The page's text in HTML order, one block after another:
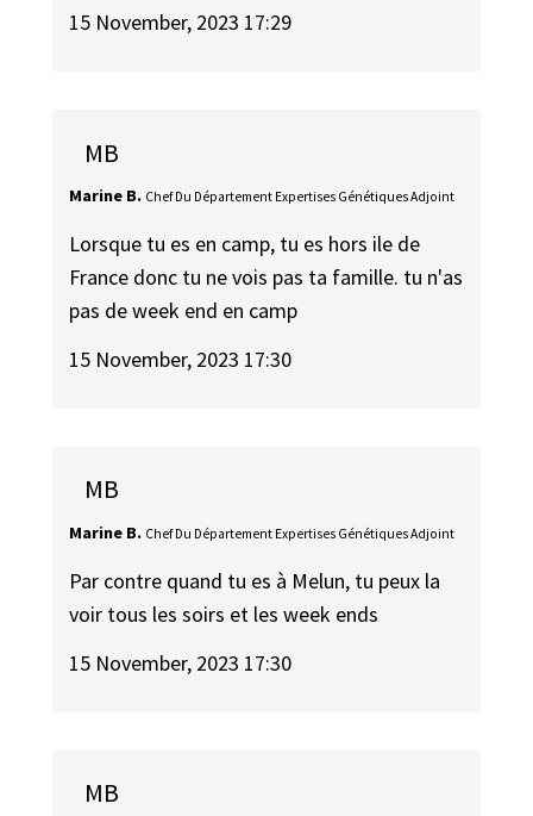
15 November, 2023 17:29
MB
Marine B. Chef Du Département Expertises Génétiques Adjoint
Lorsque tu es en camp, tu es hors ile de
France donc tu ne vois pas ta famille. tu n'as
pas de week end en camp
15 November, 2023 17:30
MB
Marine B. Chef Du Département Expertises Génétiques Adjoint
Par contre quand tu es à Melun, tu peux la
voir tous les soirs et les week ends
15 November, 2023 17:30
MB